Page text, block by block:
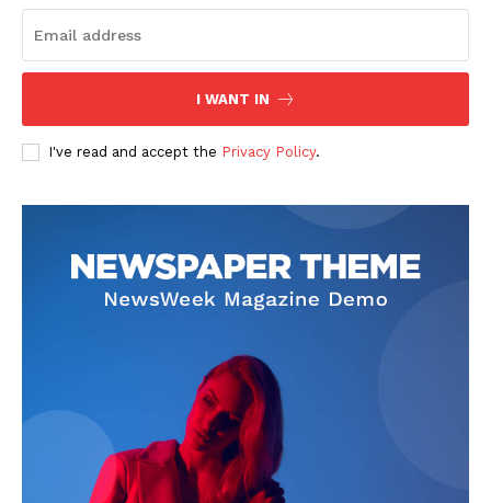
I WANT IN
I've read and accept the Privacy Policy.